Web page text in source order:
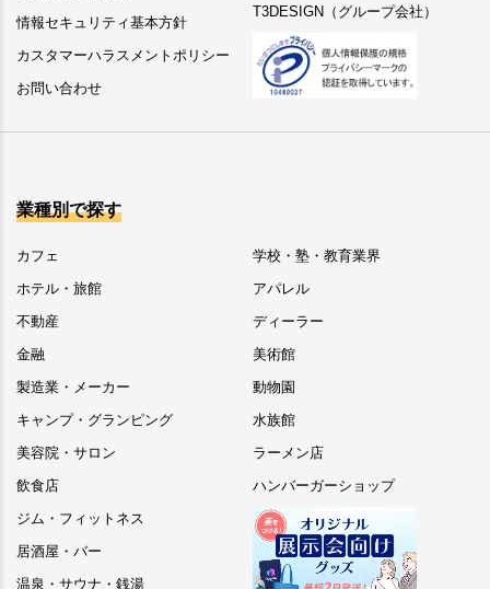
情報セキュリティ基本方針
カスタマーハラスメントポリシー
お問い合わせ
T3DESIGN（グループ会社）
業種別で探す
カフェ
ホテル・旅館
不動産
金融
製造業・メーカー
キャンプ・グランピング
美容院・サロン
飲食店
ジム・フィットネス
居酒屋・バー
温泉・サウナ・銭湯
学校・塾・教育業界
アパレル
ディーラー
美術館
動物園
水族館
ラーメン店
ハンバーガーショップ